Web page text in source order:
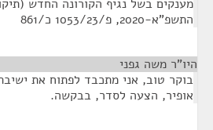
מענקים בשל נגיף הקורונה החדש
התשפ"א-2020, פ/1053/23 כ/861
היו"ר משה גפני
בוקר טוב, אני מתכבד לפתוח את
אופיר, הצעה לסדר, בבקשה.